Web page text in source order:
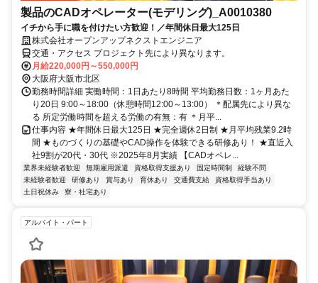
製品のCADオペレーター(モデリング)_A0010380
イチから手に職を付けたい方歓迎！／年間休日最大125日
株式会社オープンアップネクストエンジニア
交通・アクセス プロジェクト先により異なります。
月給220,000円～550,000円
大阪府大阪市北区
勤務時間詳細 実働時間：1日あたり8時間 平均勤務日数：1ヶ月あた
り20日 9:00～18:00（休憩時間12:00～13:00） ＊配属先により異な
る 所定労働時間を超える労働の有無：有 ＊月平...
仕事内容 ★年間休日最大125日 ★完全週休2日制 ★月平均残業9.2時
間 ★ものづくりの基礎やCAD操作を体験できる研修あり！ ★直近入
社9割が20代・30代 ※2025年8月実績 【CADオペレ...
業界未経験者歓迎 無期雇用派遣 資格取得支援あり 固定時間制
経験不問
未経験者歓迎
研修あり 賞与あり 育休あり 交通費支給
資格取得手当あり
土日祝休み
寮・社宅あり
アルバイト・パート